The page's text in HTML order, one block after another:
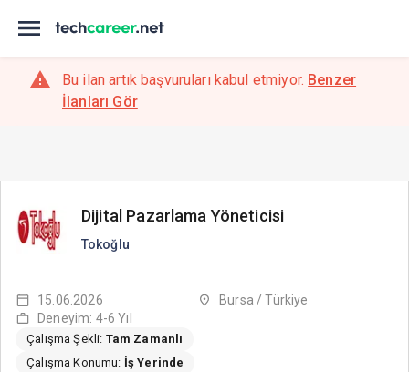
Bu ilan artık başvuruları kabul etmiyor. Benzer
İlanları Gör
Dijital Pazarlama Yöneticisi
Tokoğlu
15.06.2026
Bursa / Türkiye
Deneyim: 4-6 Yıl
Çalışma Şekli: Tam Zamanlı
Çalışma Konumu: İş Yerinde